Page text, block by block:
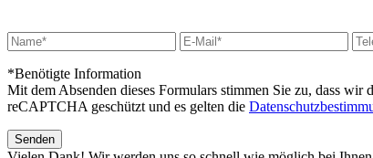
*Benötigte Information
Mit dem Absenden dieses Formulars stimmen Sie zu, dass
reCAPTCHA geschützt und es gelten die